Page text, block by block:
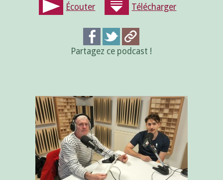
Écouter Télécharger
Partagez ce podcast !